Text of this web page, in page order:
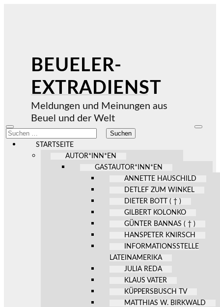
BEUELER-
EXTRADIENST
Meldungen und Meinungen aus
Beuel und der Welt
Mobile-
Menü
ein-/ausblenden
Suchen
nach:
STARTSEITE
AUTOR*INN*EN
GASTAUTOR*INN*EN
ANNETTE HAUSCHILD
DETLEF ZUM WINKEL
DIETER BOTT ( † )
GILBERT KOLONKO
GÜNTER BANNAS ( † )
HANSPETER KNIRSCH
INFORMATIONSSTELLE
LATEINAMERIKA
JULIA REDA
KLAUS VATER
KÜPPERSBUSCH TV
MATTHIAS W. BIRKWALD